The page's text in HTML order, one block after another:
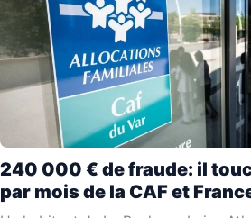
240 000 € de fraude: il
par mois de la CAF et